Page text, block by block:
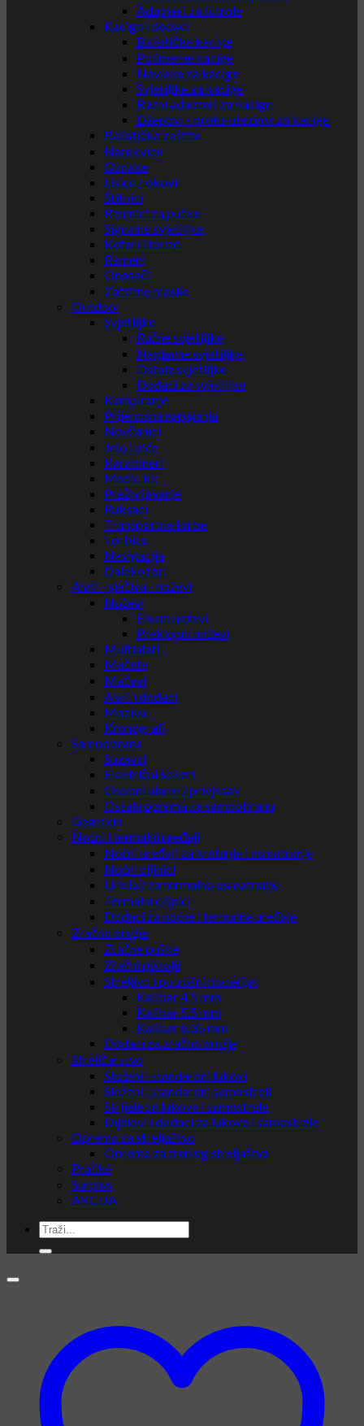
Adapteri za futrole
Kacige i dodaci
Balističke kacige
Polimerne kacige
Navlake za kacige
Svjetiljke za kacige
Razni adapteri za kacige
Džepovi s protu-utezima za kacige
Balistička zaštita
Narukvice
Oznake
Lisice / okovi
Štitnici
Remnici za puške
Signalne svjetiljke
Koferi i torbe
Remeni
Opasači
Zaštitne maske
Outdoor
Svjetiljke
Ručne svjetiljke
Naglavne svjetiljke
Ostale svjetiljke
Dodaci za svjetiljke
Kampiranje
Prijenosna napajanja
Novčanici
Jelo i piće
Karabineri
Medic kit
Preživljavanje
Ruksaci
Transportne torbe
Torbice
Navigacija
Dalekozori
Alati - sječiva - noževi
Noževi
Fiksni noževi
Preklopni noževi
Multialati
Mačete
Mačevi
Alati i dodaci
Maziva
Kronografi
Samoobrana
Suzavci
Električni šokeri
Osobni alarm / privjesak
Ostala oprema za samoobranu
Gearskin
Noćni i termalni uređaji
Noćni uređaji za kretanje i osmatranje
Noćni ciljnici
Uređaji za termalno osmatranje
Termalni ciljnici
Dodaci za noćne i termalne uređaje
Zračno oružje
Zračne puške
Zračni pištolji
Streljivo i potrošni materijal
Kalibar 4.5 mm
Kalibar 5.5 mm
Kalibar 6.35 mm
Dodaci za zračno oružje
Streličarstvo
Složeni i standardni lukovi
Složeni i standardni samostreli
Strijele za lukove i samostrele
Dijelovi i dodaci za lukove i samostrele
Oprema za streljaštvo
Oprema za trening streljaštva
Pračke
Surplus
AKCIJA